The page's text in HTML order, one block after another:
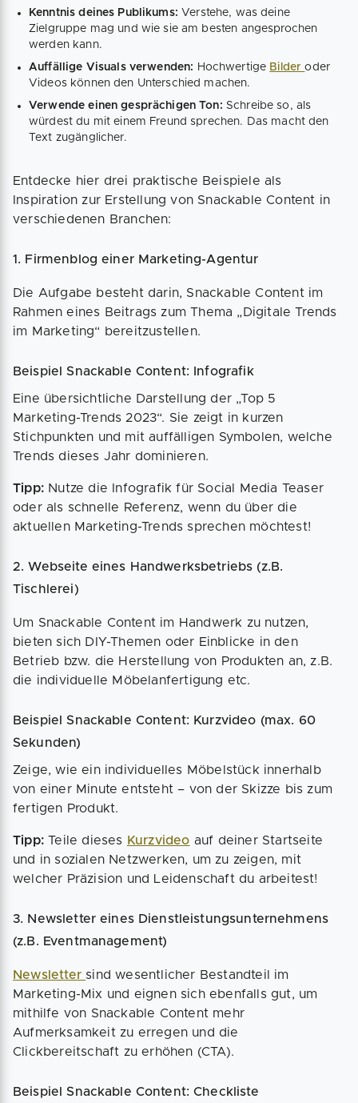
Kenntnis deines Publikums:Verstehe, was deine
Zielgruppe mag und wie sie am besten angesprochen
werden kann.
Auffällige Visuals verwenden: Hochwertige Bilderoder
Videos können den Unterschied machen.
Verwende einen gesprächigen Ton: Schreibe so, als
würdest du mit einem Freund sprechen. Das macht den
Text zugänglicher.
Entdecke hier drei praktische Beispiele als
Inspiration zur Erstellung von Snackable Content in
verschiedenen Branchen:
1. Firmenblog einer Marketing-Agentur
Die Aufgabe besteht darin, Snackable Content im
Rahmen eines Beitrags zum Thema „Digitale Trends
im Marketing“ bereitzustellen.
Beispiel Snackable Content: Infografik
Eine übersichtliche Darstellung der „Top 5
Marketing-Trends 2023“. Sie zeigt in kurzen
Stichpunkten und mit auffälligen Symbolen, welche
Trends dieses Jahr dominieren.
Tipp: Nutze die Infografik für Social Media Teaser
oder als schnelle Referenz, wenn du über die
aktuellen Marketing-Trends sprechen möchtest!
2. Webseite eines Handwerksbetriebs (z.B.
Tischlerei)
Um Snackable Content im Handwerk zu nutzen,
bieten sich DIY-Themen oder Einblicke in den
Betrieb bzw. die Herstellung von Produkten an, z.B.
die individuelle Möbelanfertigung etc.
Beispiel Snackable Content: Kurzvideo (max. 60
Sekunden)
Zeige, wie ein individuelles Möbelstück innerhalb
von einer Minute entsteht – von der Skizze bis zum
fertigen Produkt.
Tipp:Teile dieses Kurzvideo auf deiner Startseite
und in sozialen Netzwerken, um zu zeigen, mit
welcher Präzision und Leidenschaft du arbeitest!
3. Newsletter eines Dienstleistungsunternehmens
(z.B. Eventmanagement)
Newsletter sind wesentlicher Bestandteil im
Marketing-Mix und eignen sich ebenfalls gut, um
mithilfe von Snackable Content mehr
Aufmerksamkeit zu erregen und die
Clickbereitschaft zu erhöhen (CTA).
Beispiel Snackable Content: Checkliste